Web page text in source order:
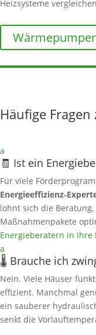
Heizsysteme
Häufige
a
🧾 Ist ein
Für viele
lohnt sich die
Maßnahmenpakete
Energieberatern in Ihre
a
🌡️ Brauche ich
Nein. Viele Häuser
effizient. Manchmal
ein sauberer
senkt die